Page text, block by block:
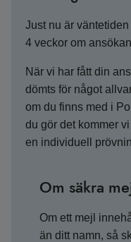
Just nu är
4 veckor om
När vi har fått din
dömts för något
om du finns med i
du gör det kommer
en individuell
Om säkra
Om ett mejl
än ditt namn, så